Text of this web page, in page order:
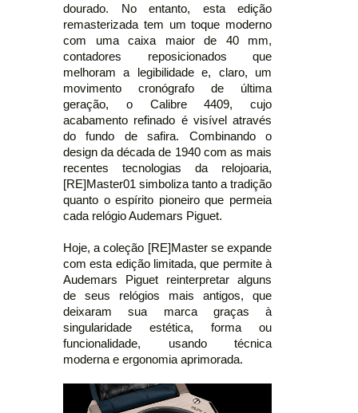
dourado. No entanto, esta edição
remasterizada tem um toque moderno
com uma caixa maior de 40 mm,
contadores reposicionados que
melhoram a legibilidade e, claro, um
movimento cronógrafo de última
geração, o Calibre 4409, cujo
acabamento refinado é visível através
do fundo de safira. Combinando o
design da década de 1940 com as mais
recentes tecnologias da relojoaria,
[RE]Master01 simboliza tanto a tradição
quanto o espírito pioneiro que permeia
cada relógio Audemars Piguet.
Hoje, a coleção [RE]Master se expande
com esta edição limitada, que permite à
Audemars Piguet reinterpretar alguns
de seus relógios mais antigos, que
deixaram sua marca graças à
singularidade estética, forma ou
funcionalidade, usando técnica
moderna e ergonomia aprimorada.